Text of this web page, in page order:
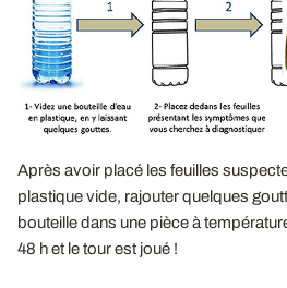
Après avoir placé les feuilles
plastique vide, rajouter quelques
bouteille dans une pièce à
48 h et le tour est joué !